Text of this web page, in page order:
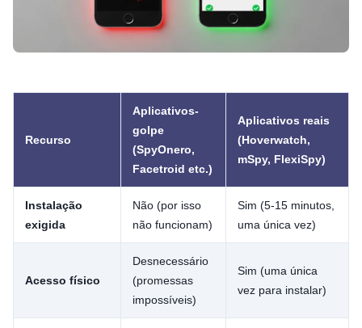
Recurso
Aplicativos-
golpe
(SpyOnero,
Facetroid etc.)
Aplicativos reais
(Hoverwatch,
mSpy, FlexiSpy)
Instalação
exigida
Não (por isso
não funcionam)
Sim (5-15 minutos,
uma única vez)
Acesso físico
Desnecessário
(promessas
impossíveis)
Sim (uma única
vez para instalar)